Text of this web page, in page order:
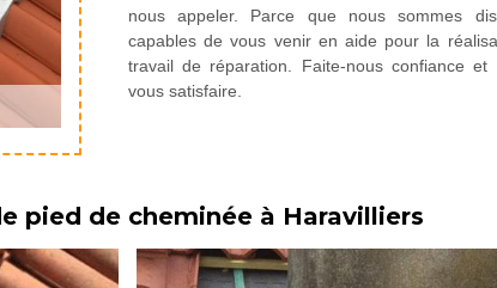
nous appeler. Parce que nous sommes
capables de vous venir en aide pour la
travail de réparation. Faite-nous confiance et
vous satisfaire.
pied de cheminée à Haravilliers